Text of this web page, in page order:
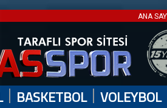
ANA
| BASKETBOL | VOLEYBOL